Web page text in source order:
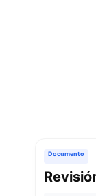
Documento